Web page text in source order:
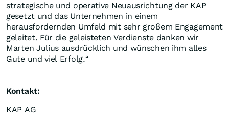
strategische und operative Neuausrichtung der KAP
gesetzt und das Unternehmen in einem
herausfordernden Umfeld mit sehr großem Engagement
geleitet. Für die geleisteten Verdienste danken wir
Marten Julius ausdrücklich und wünschen ihm alles
Gute und viel Erfolg.“
Kontakt:
KAP AG